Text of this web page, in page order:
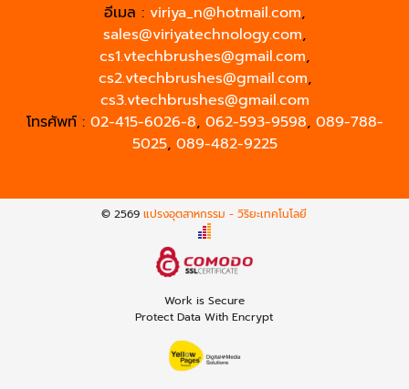
อีเมล : viriya_n@hotmail.com,
sales@viriyatechnology.com,
cs1.vtechbrushes@gmail.com,
cs2.vtechbrushes@gmail.com,
cs3.vtechbrushes@gmail.com
โทรศัพท์ : 02-415-6026-8, 062-593-9598, 089-788-
5025, 089-482-9225
© 2569แปรงอุตสาหกรรม - วิริยะเทคโนโลยี
Work is Secure
Protect Data With Encrypt